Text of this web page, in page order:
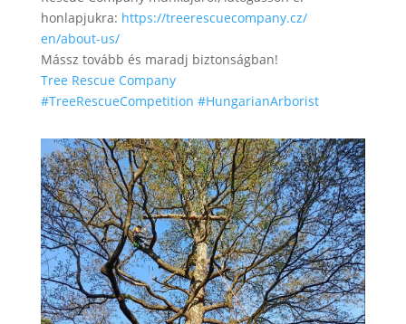
honlapjukra: https://treerescuecompany.cz/
en/about-us/
Mássz tovább és maradj biztonságban!
Tree Rescue Company
#TreeRescueCompetition #HungarianArborist